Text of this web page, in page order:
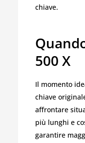
chiave.
500 X
Il momento
chiave
affrontare
più lunghi e
garantire